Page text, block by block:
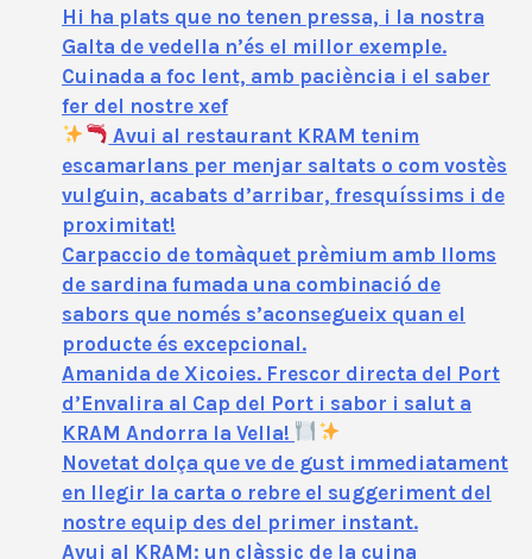
Hi ha plats que no tenen pressa, i la nostra
Galta de vedella n’és el millor exemple.
Cuinada a foc lent, amb paciència i el saber
fer del nostre xef
Avui al restaurant KRAM tenim
escamarlans per menjar saltats o com vostès
vulguin, acabats d’arribar, fresquíssims i de
proximitat!
Carpaccio de tomàquet prèmium amb lloms
de sardina fumada una combinació de
sabors que només s’aconsegueix quan el
producte és excepcional.
Amanida de Xicoies. Frescor directa del Port
d’Envalira al Cap del Port i sabor i salut a
KRAM Andorra la Vella!
Novetat dolça que ve de gust immediatament
en llegir la carta o rebre el suggeriment del
nostre equip des del primer instant.
Avui al KRAM: un clàssic de la cuina